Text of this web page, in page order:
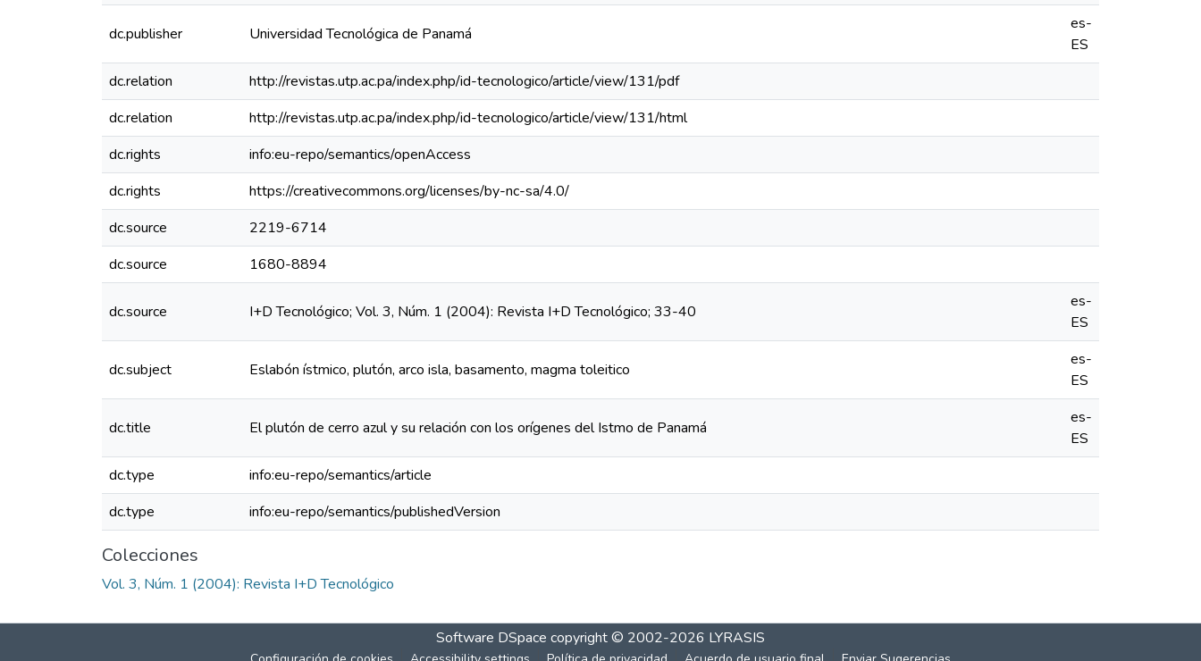
dc.publisher Universidad Tecnológica de Panamá
es-
ES
dc.relation
http://revistas.utp.ac.pa/index.php/id-tecnologico/article/view/131/pdf
dc.relation
http://revistas.utp.ac.pa/index.php/id-tecnologico/article/view/131/html
dc.rights
info:eu-repo/semantics/openAccess
dc.rights
https://creativecommons.org/licenses/by-nc-sa/4.0/
dc.source
2219-6714
dc.source
1680-8894
dc.source I+D Tecnológico; Vol. 3, Núm. 1 (2004): Revista I+D Tecnológico; 33-40
es-
ES
dc.subject Eslabón ístmico, plutón, arco isla, basamento, magma toleitico
es-
ES
dc.title El plutón de cerro azul y su relación con los orígenes del Istmo de Panamá
es-
ES
dc.type
info:eu-repo/semantics/article
dc.type
info:eu-repo/semantics/publishedVersion
Colecciones
Vol. 3, Núm. 1 (2004): Revista I+D Tecnológico
Software DSpace copyright © 2002-2026 LYRASIS